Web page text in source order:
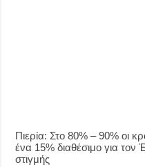
Πιερία: Στο 80% – 90% οι
ένα 15% διαθέσιμο για τον
στιγμής